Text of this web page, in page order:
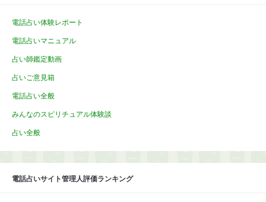
電話占い体験レポート
電話占いマニュアル
占い師鑑定動画
占いご意見箱
電話占い全般
みんなのスピリチュアル体験談
占い全般
電話占いサイト管理人評価ランキング